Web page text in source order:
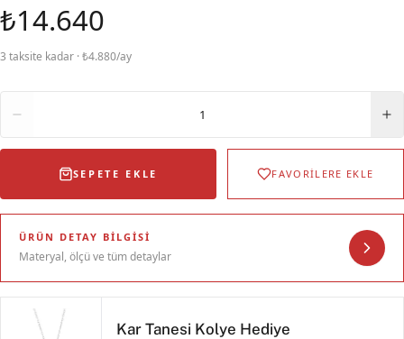
₺14.640
3 taksite kadar · ₺4.880/ay
1
SEPETE EKLE FAVORİLERE EKLE
ÜRÜN DETAY BILGISI
Materyal, ölçü ve tüm detaylar
Kar Tanesi Kolye Hediye